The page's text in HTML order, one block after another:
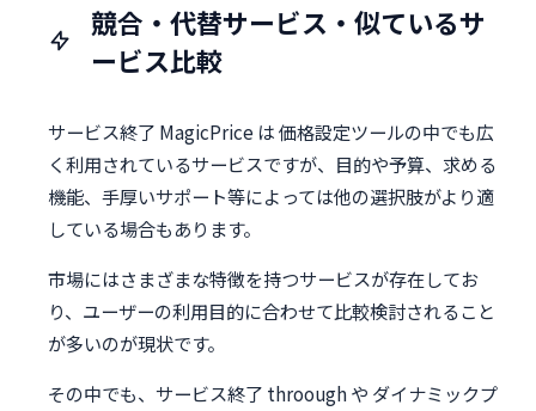
競合・代替サービス・似ているサ
ービス比較
サービス終了 MagicPrice は 価格設定ツールの中でも広
く利用されているサービスですが、目的や予算、求める
機能、手厚いサポート等によっては他の選択肢がより適
している場合もあります。
市場にはさまざまな特徴を持つサービスが存在してお
り、ユーザーの利用目的に合わせて比較検討されること
が多いのが現状です。
その中でも、サービス終了 throough や ダイナミックプ